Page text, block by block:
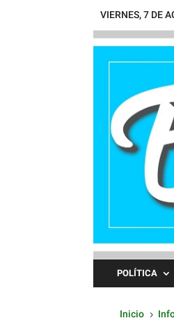
VIERNES, 7 DE
POLÍTICA
Inicio 5